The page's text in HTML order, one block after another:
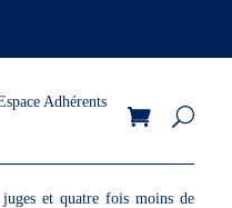
Adhérents
et quatre fois moins de